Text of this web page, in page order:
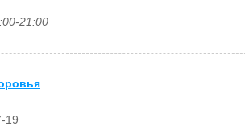
21:00
19